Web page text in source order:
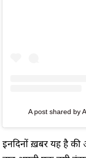
A post shared by
इनदिनों ख़बर यह है